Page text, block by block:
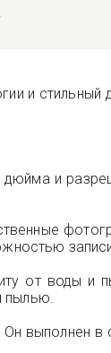
и
и
от воды и
пылью.
выполнен